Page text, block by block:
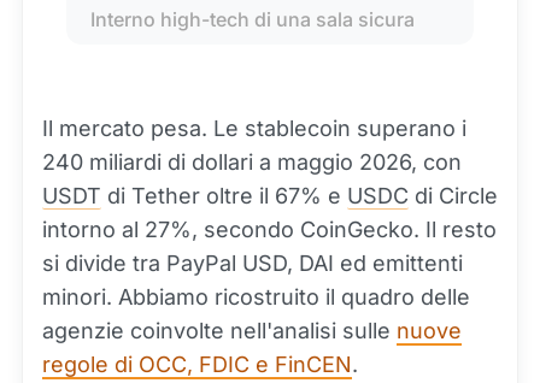
Interno high-tech di una sala sicura
Il mercato pesa. Le stablecoin superano i
240 miliardi di dollari a maggio 2026, con
USDT di Tether oltre il 67% e USDC di Circle
intorno al 27%, secondo CoinGecko. Il resto
si divide tra PayPal USD, DAI ed emittenti
minori. Abbiamo ricostruito il quadro delle
agenzie coinvolte nell'analisi sulle nuove
regole di OCC, FDIC e FinCEN.